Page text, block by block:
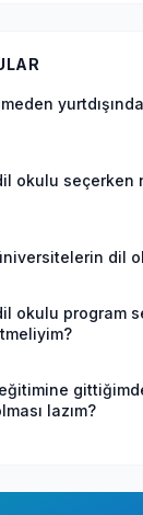
okulu seçerken
dil
okulu program
lazım?